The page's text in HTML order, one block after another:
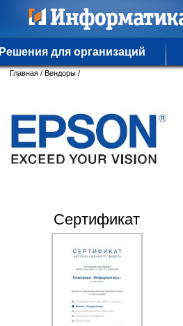
Решения для организаций
Главная / Вендоры /
Сертификат